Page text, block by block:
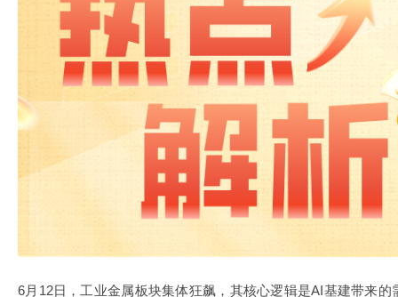
6月12日，工业金属板块集体狂飙，其核心逻辑是AI基建带来